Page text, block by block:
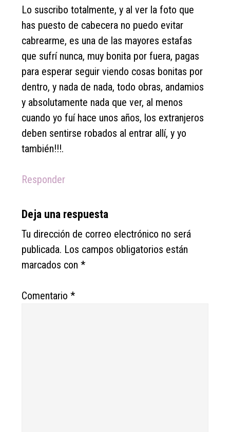
Lo suscribo totalmente, y al ver la foto que
has puesto de cabecera no puedo evitar
cabrearme, es una de las mayores estafas
que sufrí nunca, muy bonita por fuera, pagas
para esperar seguir viendo cosas bonitas por
dentro, y nada de nada, todo obras, andamios
y absolutamente nada que ver, al menos
cuando yo fuí hace unos años, los extranjeros
deben sentirse robados al entrar allí, y yo
también!!!.
Responder
Deja una respuesta
Tu dirección de correo electrónico no será
publicada. Los campos obligatorios están
marcados con*
Comentario*